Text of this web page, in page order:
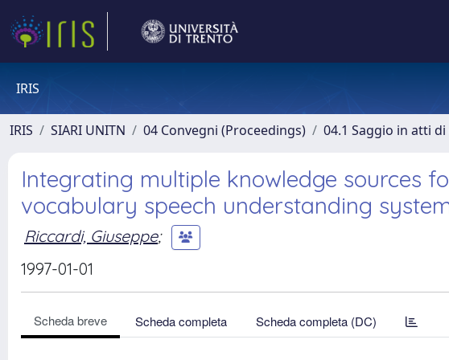
IRIS
IRIS SIARI UNITN 04 Convegni (Proceedings) 04.1 Saggio in atti
Integrating multiple knowledge sources
vocabulary speech understanding
Riccardi, Giuseppe;
1997-01-01
Scheda breve Scheda completa Scheda completa (DC)